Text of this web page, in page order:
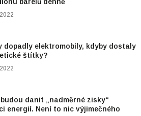
barelů denně
dopadly elektromobily, kdyby dostaly
štítky?
danit „nadměrné zisky“
energií. Není to nic výjimečného